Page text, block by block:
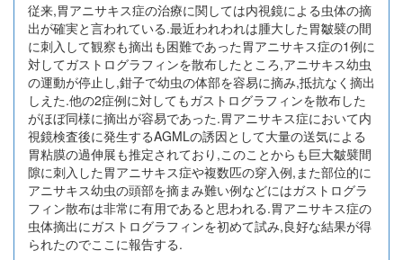
従来,胃アニサキス症の治療に関しては内視鏡による虫体の摘
出が確実と言われている.最近われわれは腫大した胃皺襞の間
に刺入して観察も摘出も困難であった胃アニサキス症の1例に
対してガストログラフィンを散布したところ,アニサキス幼虫
の運動が停止し,鉗子で幼虫の体部を容易に摘み,抵抗なく摘出
しえた.他の2症例に対してもガストログラフィンを散布した
がほぼ同様に摘出が容易であった.胃アニサキス症において内
視鏡検査後に発生するAGMLの誘因として大量の送気による
胃粘膜の過伸展も推定されており,このことからも巨大皺襞間
隙に刺入した胃アニサキス症や複数匹の穿入例,また部位的に
アニサキス幼虫の頭部を摘まみ難い例などにはガストログラ
フィン散布は非常に有用であると思われる.胃アニサキス症の
虫体摘出にガストログラフィンを初めて試み,良好な結果が得
られたのでここに報告する.